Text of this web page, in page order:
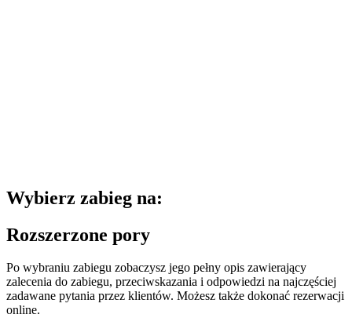
Wybierz zabieg na:
Rozszerzone pory
Po wybraniu zabiegu zobaczysz jego pełny opis zawierający
zalecenia do zabiegu, przeciwskazania i odpowiedzi na najczęściej
zadawane pytania przez klientów. Możesz także dokonać rezerwacji
online.